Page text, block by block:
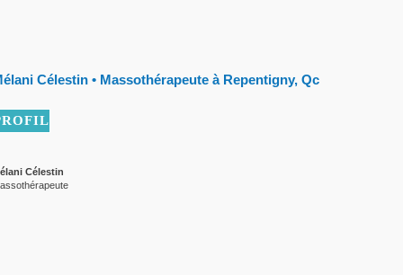
Célestin • Massothérapeute à Repentigny, Qc
Célestin